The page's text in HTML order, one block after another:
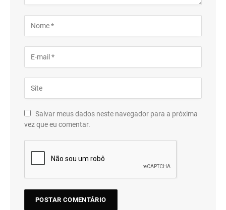
Salvar meus dados neste navegador para a próxima
vez que eu comentar.